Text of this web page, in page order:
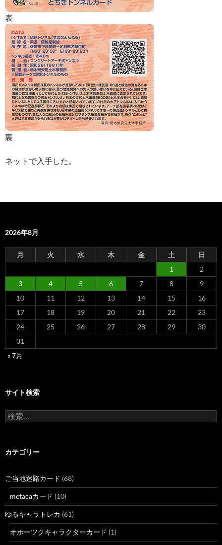
表
裏
ネットで入手した。
2026年8月
月 火 水 木 金 土
日
1
2
3
4 5 6 7 8
9
10
11 12 13 14 15
16
17
18 19 20 21 22
23
24
25 26 27 28 29
30
31
« 7月
サイト検索
検
索:
カテゴリー
ご当地迷路カード (68)
metacaカード (10)
ゆるキャラトレカ (61)
オホーツクキャラクターカード (1)